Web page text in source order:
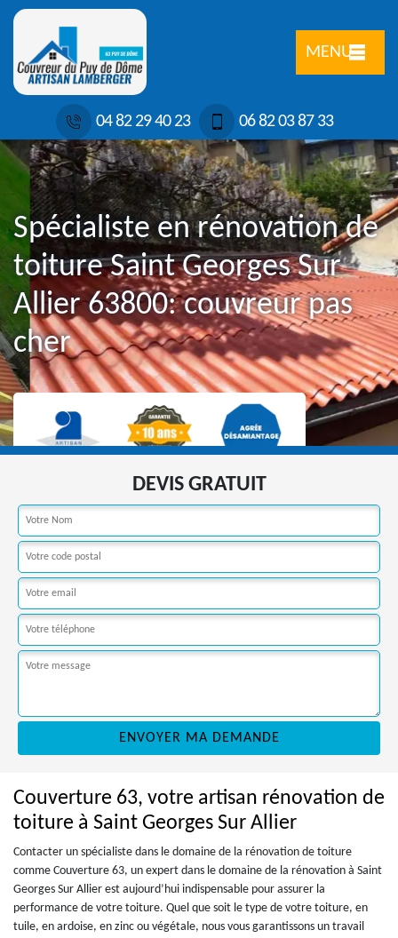
MENU
04 82 29 40 23 06 82 03 87 33
Spécialiste en rénovation de
toiture Saint Georges Sur
Allier 63800: couvreur pas
cher
DEVIS GRATUIT
Couverture 63, votre artisan rénovation de
toiture à Saint Georges Sur Allier
Contacter un spécialiste dans le domaine de la rénovation de toiture
comme Couverture 63, un expert dans le domaine de la rénovation à Saint
Georges Sur Allier est aujourd’hui indispensable pour assurer la
performance de votre toiture. Quel que soit le type de votre toiture, en
tuile, en ardoise, en zinc ou végétale, nous vous garantissons un travail